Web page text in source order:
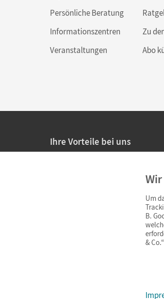
Persönliche Beratung
Informationszentren
Veranstaltungen
Zu
Abo
Ihre Vorteile bei uns
Persönliche Angebote für
Sicheres Einkaufen mit SSL-
Widerrufsfristvon
Schnelle und einfache
Um
B.
&